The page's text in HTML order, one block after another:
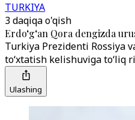
TURKIYA
3 daqiqa o'qish
Erdo‘g‘an Qora dengizda
Turkiya Prezidenti Rossiya
to‘xtatish kelishuviga to‘liq
Ulashing